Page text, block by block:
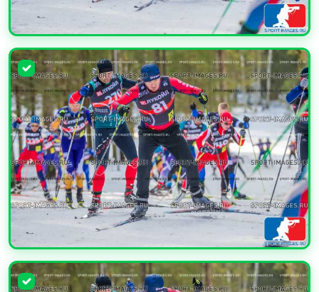
УВЕЛИЧИТЬ
УВЕЛИЧИТЬ